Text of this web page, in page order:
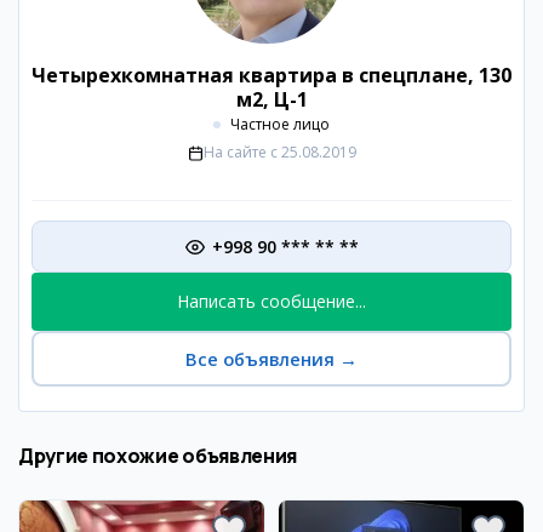
Четырехкомнатная квартира в спецплане, 130
м2, Ц-1
Частное лицо
На сайте с 25.08.2019
+998 90 *** ** **
Написать сообщение...
Все объявления →
Другие похожие объявления